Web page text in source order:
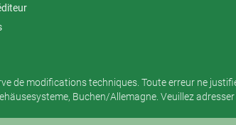
de modifications techniques. Toute erreur ne
Buchen/Allemagne. Veuillez